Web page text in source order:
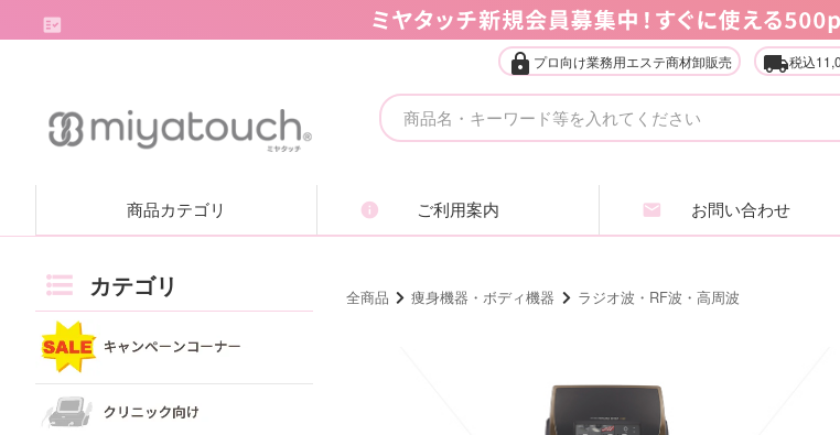
lock プロ向け業務用エステ商材卸販売 local_shipping税込
商品カテゴリ
タオル・ガウン・ターバン
エステ消耗品・備品 アイラッシュ・アイブロウ
フェイシャル機器・美顔機器
インナービューティ
ご利用案内 お問い合わせ
全商品 痩身機器・ボディ機器 ラジオ波・RF波・高周波
カテゴリ